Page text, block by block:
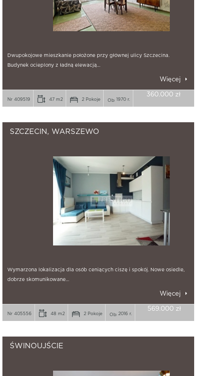
Dwupokojowe mieszkanie położone przy głównej ulicy Szczecina.
Budynek ocieplony z ładną elewacją…
Więcej
Nr 409519 47 m2 2 Pokoje 1970 r.
360.000 zł
SZCZECIN, WARSZEWO
Wymarzona lokalizacja dla osób ceniących ciszę i spokój. Nowe osiedle,
dobrze skomunikowane…
Więcej
Nr 405556 48 m2 2 Pokoje 2016 r.
569.000 zł
ŚWINOUJŚCIE